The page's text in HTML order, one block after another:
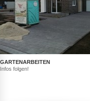
GARTENARBEITEN
Infos folgen!